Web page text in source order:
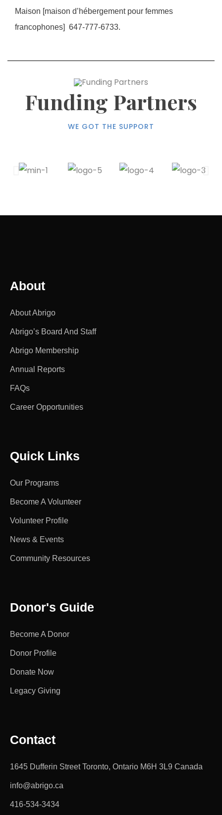
Maison [maison d’hébergement pour femmes
francophones] 647-777-6733.
Funding Partners
WE GOT THE SUPPORT
About
About Abrigo
Abrigo’s Board And Staff
Abrigo Membership
Annual Reports
FAQs
Career Opportunities
Quick Links
Our Programs
Become A Volunteer
Volunteer Profile
News & Events
Community Resources
Donor's Guide
Become A Donor
Donor Profile
Donate Now
Legacy Giving
Contact
1645 Dufferin Street Toronto, Ontario M6H 3L9 Canada
info@abrigo.ca
416-534-3434